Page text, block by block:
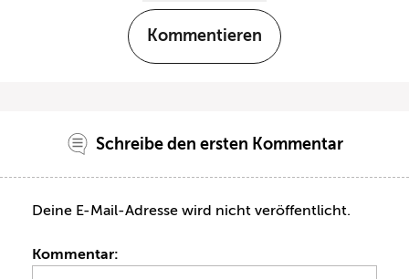
Kommentieren
Schreibe den ersten Kommentar
Deine E-Mail-Adresse wird nicht veröffentlicht.
Kommentar: